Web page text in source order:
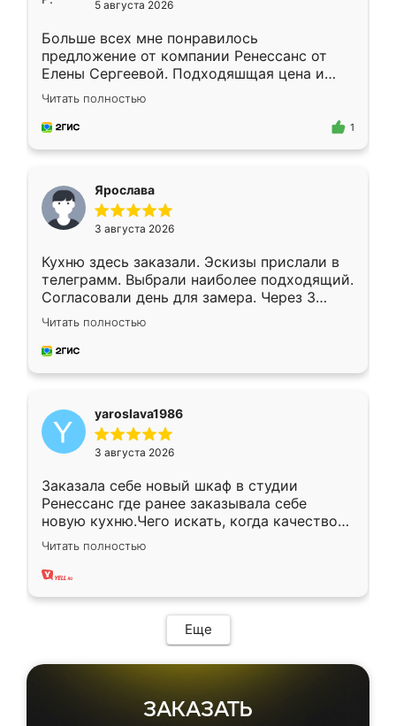
5 августа 2026
Больше всех мне понравилось
предложение от компании Ренессанс от
Елены Сергеевой. Подходяшщая цена и
короткие сроки изготовления. Приехавший
для замера сотрудник Владислав
предложил по моему эскизу самый
Читать полностью
1
Ярослава
3 августа 2026
Кухню здесь заказали. Эскизы прислали в
телеграмм. Выбрали наиболее подходящий.
Согласовали день для замера. Через 3
недели кухня была уже готова. Остались
довольны работой. Спасибо Ренессанс
мебель за качественную работу!
Читать полностью
yaroslava1986
3 августа 2026
Заказала себе новый шкаф в студии
Ренессанс где ранее заказывала себе
новую кухню.Чего искать, когда качеством
вполне довольна. Служит кухня уже почти
два года, нареканий нет.
Читать полностью
Еще
ЗАКАЗАТЬ